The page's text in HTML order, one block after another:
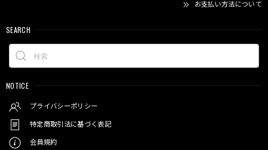
お支払い方法について
SEARCH
NOTICE
プライバシーポリシー
特定商取引法に基づく表記
会員規約